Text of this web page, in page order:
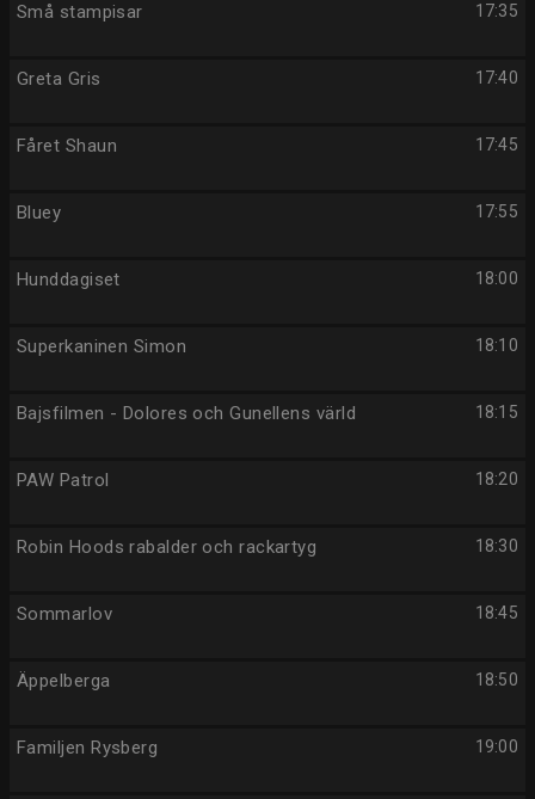
17:35
Små stampisar
17:40
Greta Gris
17:45
Fåret Shaun
17:55
Bluey
18:00
Hunddagiset
18:10
Superkaninen Simon
18:15
Bajsfilmen - Dolores och Gunellens värld
18:20
PAW Patrol
18:30
Robin Hoods rabalder och rackartyg
18:45
Sommarlov
18:50
Äppelberga
19:00
Familjen Rysberg